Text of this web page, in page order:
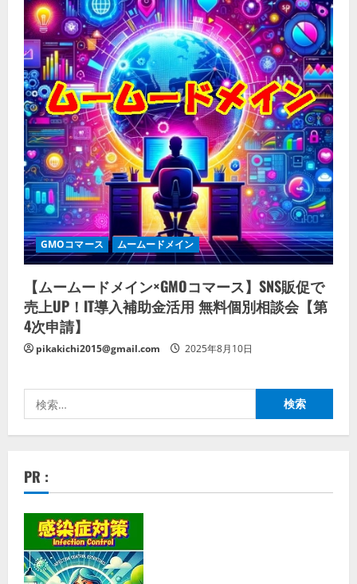
GMOコマース ムームードメイン
【ムームードメイン×GMOコマース】SNS販促で
売上UP！IT導入補助金活用 無料個別相談会【第
4次申請】
pikakichi2015@gmail.com 2025年8月10日
索:
PR :